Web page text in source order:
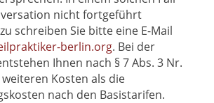
nicht fortgeführt
schreiben Sie bitte eine E-Mail
berlin.org. Bei der
Ihnen nach § 7 Abs. 3 Nr.
weiteren Kosten als die
nach den Basistarifen.